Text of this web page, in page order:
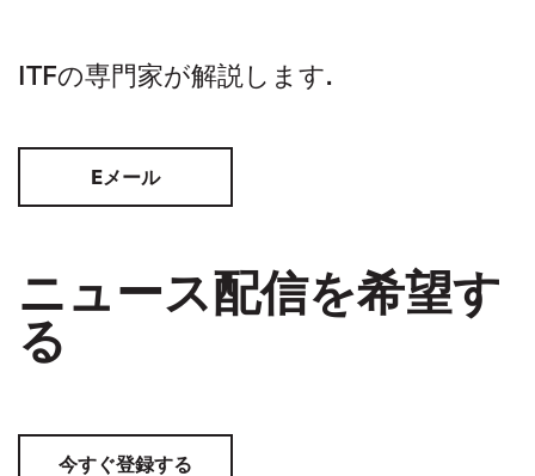
ITFの専門家が解説します.
Eメール
ニュース配信を希望す
る
今すぐ登録する